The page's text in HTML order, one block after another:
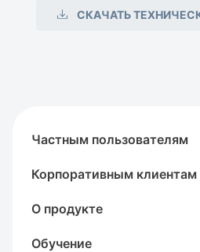
СКАЧАТЬ
Частным пользователям
Корпоративным клиентам
О продукте
Обучение